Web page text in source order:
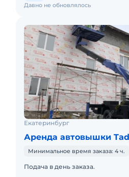
Давно не обновлялось
Екатеринбург
Аренда автовышки
Минимальное время заказа: 4 ч.
Подача в день заказа.